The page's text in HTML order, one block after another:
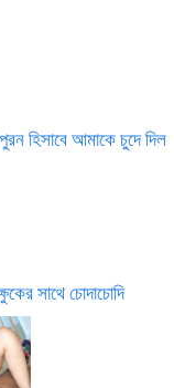
হিসাবে আমাকে চুদে দিল
সাথে চোদাচোদি